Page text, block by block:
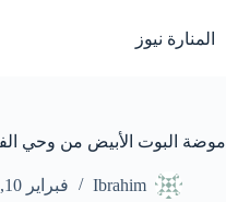
إلى
المحتوى
المنارة نيوز
موضة البوت الأبيض من وحي
Ibrahim فبراير 10, 2021